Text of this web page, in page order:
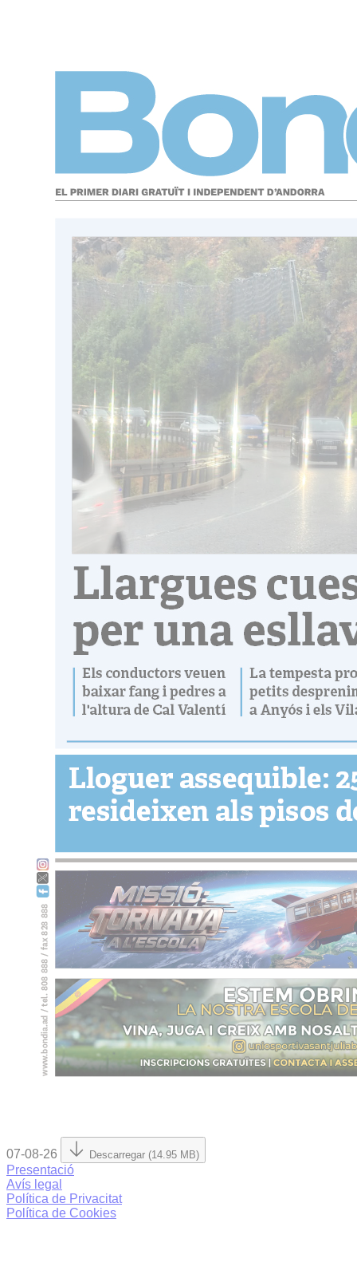
07-08-26 Descarregar (14.95 MB)
Presentació
Avís legal
Política de Privacitat
Política de Cookies